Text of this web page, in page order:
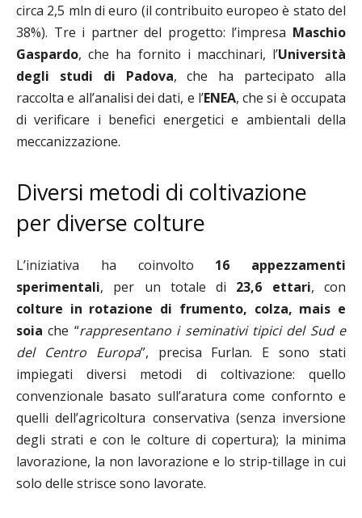
circa 2,5 mln di euro (il contribuito europeo è stato del
38%). Tre i partner del progetto: l’impresa Maschio
Gaspardo, che ha fornito i macchinari, l’Università
degli studi di Padova, che ha partecipato alla
raccolta e all’analisi dei dati, e l’ENEA, che si è occupata
di verificare i benefici energetici e ambientali della
meccanizzazione.
Diversi metodi di coltivazione
per diverse colture
L’iniziativa ha coinvolto 16 appezzamenti
sperimentali, per un totale di 23,6 ettari, con
colture in rotazione di frumento, colza, mais e
soia che “rappresentano i seminativi tipici del Sud e
del Centro Europa”, precisa Furlan. E sono stati
impiegati diversi metodi di coltivazione: quello
convenzionale basato sull’aratura come confornto e
quelli dell’agricoltura conservativa (senza inversione
degli strati e con le colture di copertura); la minima
lavorazione, la non lavorazione e lo strip-tillage in cui
solo delle strisce sono lavorate.